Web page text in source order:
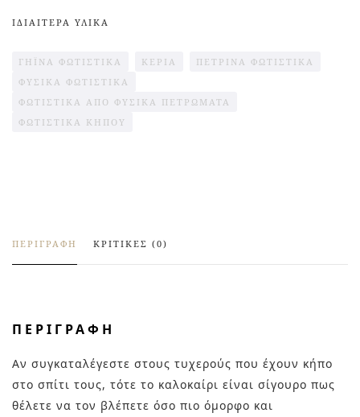
ΙΔΙΑΙΤΕΡΑ ΥΛΙΚΑ
ΓΉΙΝΑ ΦΩΤΙΣΤΙΚΆ ΚΕΡΙΆ
ΠΈΤΡΙΝΑ ΦΩΤΙΣΤΙΚΆ
ΦΥΣΙΚΆ ΦΩΤΙΣΤΙΚΆ
ΦΩΤΙΣΤΙΚΆ ΑΠΌ ΦΥΣΙΚΆ ΠΕΤΡΏΜΑΤΑ
ΦΩΤΙΣΤΙΚΆ ΚΉΠΟΥ
ΠΕΡΙΓΡΑΦΉ ΚΡΙΤΙΚΈΣ (0)
ΠΕΡΙΓΡΑΦΉ
Αν συγκαταλέγεστε στους τυχερούς που έχουν κήπο
στο σπίτι τους, τότε το καλοκαίρι είναι σίγουρο πως
θέλετε να τον βλέπετε όσο πιο όμορφο και